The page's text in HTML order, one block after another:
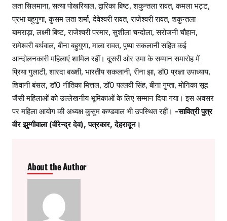
लता सिलमाना, सत्या पोखरियाल, द्वारिका बिष्ट, शकुन्तला रावत, कमला भट्ट,
प्रभा बहुगुणा, कुसम लता शर्मा, देवेश्वरी रावत, राजेश्वरी रावत, शकुन्तला
बामराड़ा, लक्ष्मी बिष्ट, राजेश्वरी परमार, सुशीला चन्दोला, सरोजनी चौहान,
रामेश्वरी बर्थवाल, बीना बहुगुणा, माला रावत, पुष्पा सकलानी सहित कई
आन्दोलनकारी महिलाएं शामिल रहीं। दूसरी ओर उमा के सम्मान समारोह में
प्रिया गुलाटी, शारदा बख्शी, भारतीय सकलानी, रीना झा, डॉ0 प्रज्ञा उपाध्याय,
शिवानी बंसल, डॉ0 नीतिका मित्तल, डॉ0 पल्लवी सिंह, बीना गुप्ता, मोनिका सूद
जैसी महिलाओं को उल्लेखनीय भूमिकाओं के लिए सम्मान दिया गया। इस अवसर
पर महिला आयोग की अध्यक्ष कुसुम कण्डवाल भी उपस्थित रहीं। -सावित्री पुत्र
वीर झुग्गीवाला (वीरेन्द्र देव), पत्रकार, देहरादून।
About the Author